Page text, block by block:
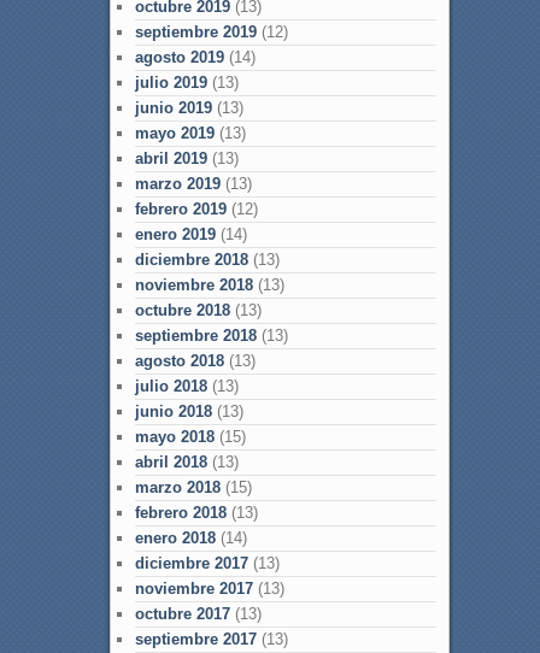
octubre 2019(13)
septiembre 2019(12)
agosto 2019(14)
julio 2019(13)
junio 2019(13)
mayo 2019(13)
abril 2019(13)
marzo 2019(13)
febrero 2019(12)
enero 2019(14)
diciembre 2018(13)
noviembre 2018(13)
octubre 2018(13)
septiembre 2018(13)
agosto 2018(13)
julio 2018(13)
junio 2018(13)
mayo 2018(15)
abril 2018(13)
marzo 2018(15)
febrero 2018(13)
enero 2018(14)
diciembre 2017(13)
noviembre 2017(13)
octubre 2017(13)
septiembre 2017(13)